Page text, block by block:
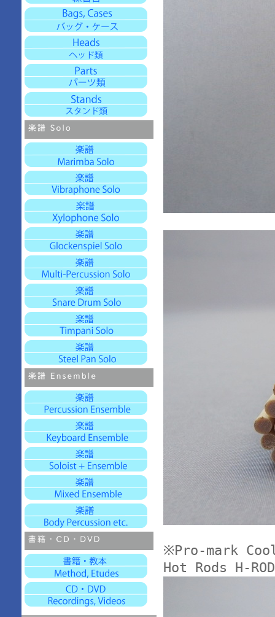
※Pro-mark
Hot Rods H-